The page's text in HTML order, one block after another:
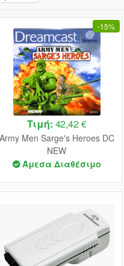
-15%
Τιμή: 42,42 €
Army Men Sarge's Heroes DC
NEW
Άμεσα Διαθέσιμο